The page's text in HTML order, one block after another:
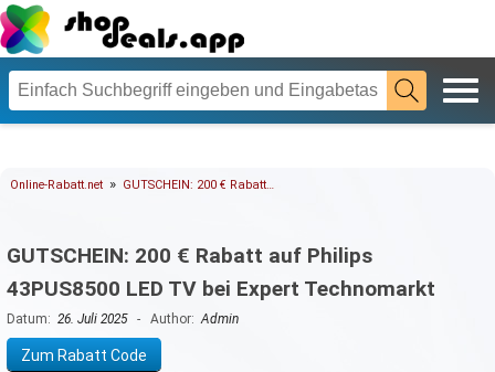
Online-Rabatt.net » GUTSCHEIN: 200 € Rabatt…
GUTSCHEIN: 200 € Rabatt auf Philips
43PUS8500 LED TV bei Expert Technomarkt
Datum: 26. Juli 2025- Author:Admin
Zum Rabatt Code